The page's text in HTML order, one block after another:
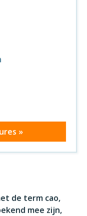
de term cao,
mee zijn,
»